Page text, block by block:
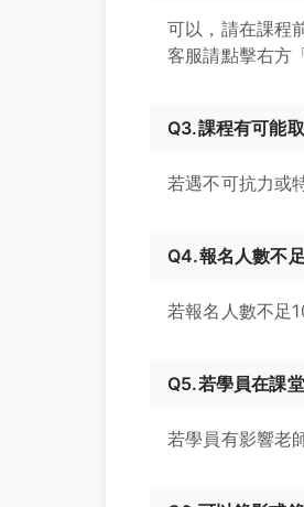
可以，請在課程
客服請點擊右方
Q3.課程有可能
若遇不可抗力或
Q4.報名人數不
若報名人數不足
Q5.若學員在課
若學員有影響老